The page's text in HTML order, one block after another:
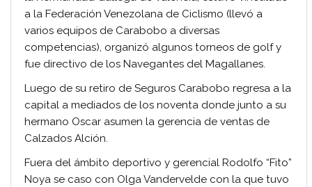
a la Federación Venezolana de Ciclismo (llevó a
varios equipos de Carabobo a diversas
competencias), organizó algunos torneos de golf y
fue directivo de los Navegantes del Magallanes.
Luego de su retiro de Seguros Carabobo regresa a la
capital a mediados de los noventa donde junto a su
hermano Oscar asumen la gerencia de ventas de
Calzados Alción.
Fuera del ámbito deportivo y gerencial Rodolfo “Fito”
Noya se caso con Olga Vandervelde con la que tuvo